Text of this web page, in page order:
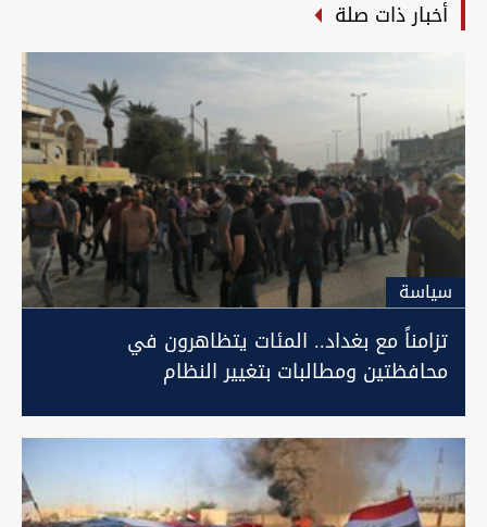
أخبار ذات صلة
سیاسة
تزامناً مع بغداد.. المئات يتظاهرون في
محافظتين ومطالبات بتغيير النظام